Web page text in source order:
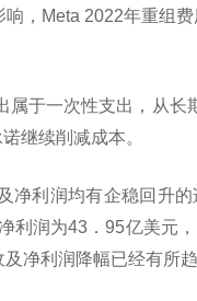
，Meta 2022年重组
属于一次性支出，从
继续削减成本。
净利润均有企稳回升
利润为43．95亿美元
净利润降幅已经有所